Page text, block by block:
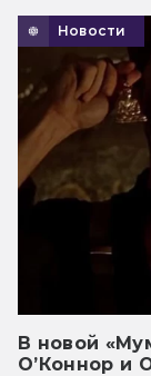
Новости
В новой
О’Коннор и